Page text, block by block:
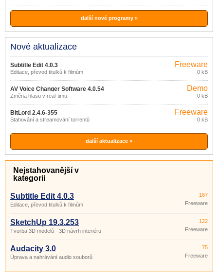
další nové programy »
Nové aktualizace
Subtitle Edit 4.0.3
Editace, převod titulků k filmům
Freeware
0 kB
AV Voice Changer Software 4.0.54
Změna hlasu v real-timu.
Demo
0 kB
BitLord 2.4.6-355
Stahování a streamování torrentů
Freeware
0 kB
další aktualizace »
Nejstahovanější v
kategorii
Subtitle Edit 4.0.3
Editace, převod titulků k filmům
167
Freeware
SketchUp 19.3.253
Tvorba 3D modelů - 3D návrh interiéru
122
Freeware
Audacity 3.0
Úprava a nahrávání audio souborů
75
Freeware